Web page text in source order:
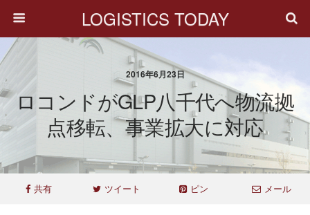
LOGISTICS TODAY
2016年6月23日
ロコンドがGLP八千代へ物流拠
点移転、事業拡大に対応
共有 ツイート ピン メール